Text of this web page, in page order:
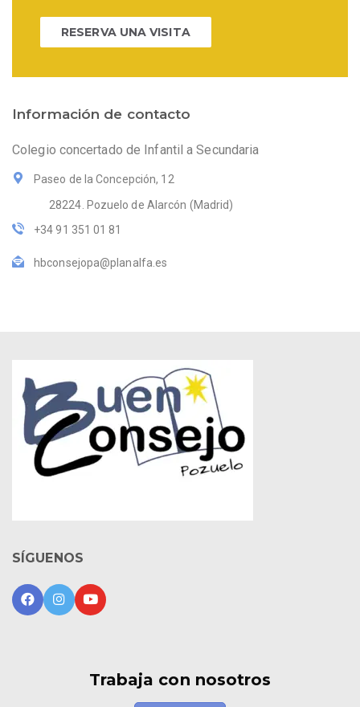
RESERVA UNA VISITA
Información de contacto
Colegio concertado de Infantil a Secundaria
Paseo de la Concepción, 12
28224. Pozuelo de Alarcón (Madrid)
+34 91 351 01 81
hbconsejopa@planalfa.es
SÍGUENOS
Trabaja con nosotros